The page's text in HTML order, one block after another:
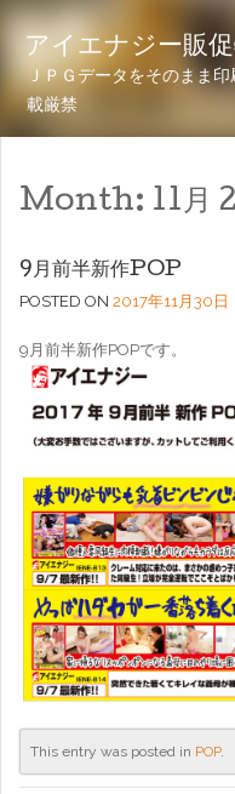
アイエナジー販
ＪＰＧデータをそのまま
載厳禁
Month: 11月
9月前半新作POP
POSTED ON 2017年11月30日
9月前半新作POPです。
This entry was posted in POP.